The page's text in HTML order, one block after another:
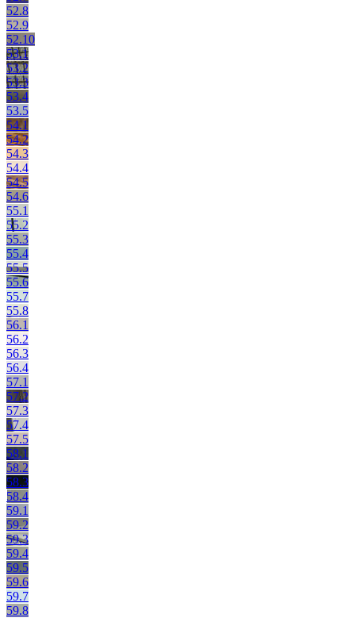
52.8
52.9
52.10
53.1
53.2
53.3
53.4
53.5
54.1
54.2
54.3
54.4
54.5
54.6
55.1
55.2
55.3
55.4
55.5
55.6
55.7
55.8
56.1
56.2
56.3
56.4
57.1
57.2
57.3
57.4
57.5
58.1
58.2
58.3
58.4
59.1
59.2
59.3
59.4
59.5
59.6
59.7
59.8